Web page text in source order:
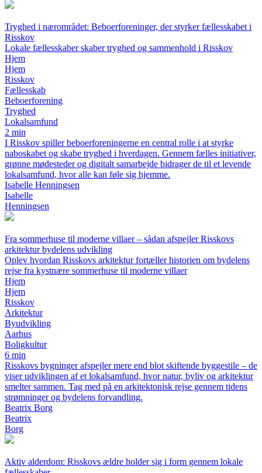
Tryghed i nærområdet: Beboerforeninger, der styrker fællesskabet i
Risskov
Lokale fællesskaber skaber tryghed og sammenhold i Risskov
Hjem
Hjem
Risskov
Fællesskab
Beboerforening
Tryghed
Lokalsamfund
2 min
I Risskov spiller beboerforeningerne en central rolle i at styrke
naboskabet og skabe tryghed i hverdagen. Gennem fælles initiativer,
grønne mødesteder og digitalt samarbejde bidrager de til et levende
lokalsamfund, hvor alle kan føle sig hjemme.
Isabelle Henningsen
Isabelle
Henningsen
Fra sommerhuse til moderne villaer – sådan afspejler Risskovs
arkitektur bydelens udvikling
Oplev hvordan Risskovs arkitektur fortæller historien om bydelens
rejse fra kystnære sommerhuse til moderne villaer
Hjem
Hjem
Risskov
Arkitektur
Byudvikling
Aarhus
Boligkultur
6 min
Risskovs bygninger afspejler mere end blot skiftende byggestile – de
viser udviklingen af et lokalsamfund, hvor natur, byliv og arkitektur
smelter sammen. Tag med på en arkitektonisk rejse gennem tidens
strømninger og bydelens forvandling.
Beatrix Borg
Beatrix
Borg
Aktiv alderdom: Risskovs ældre holder sig i form gennem lokale